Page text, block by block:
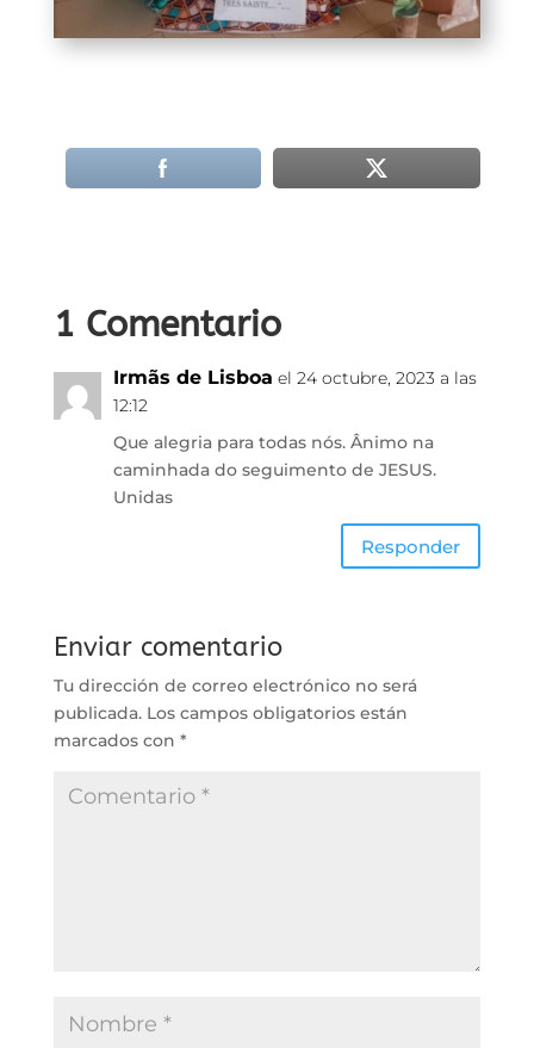
1 Comentario
Irmãs de Lisboa el 24 octubre, 2023 a las
12:12
Que alegria para todas nós. Ânimo na
caminhada do seguimento de JESUS.
Unidas
Responder
Enviar comentario
Tu dirección de correo electrónico no será
publicada. Los campos obligatorios están
marcados con *